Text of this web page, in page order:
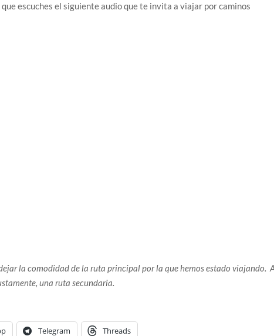
escuches el siguiente audio que te invita a viajar por caminos
la comodidad de la ruta principal por la que hemos estado viajando.
una ruta secundaria.
Telegram Threads